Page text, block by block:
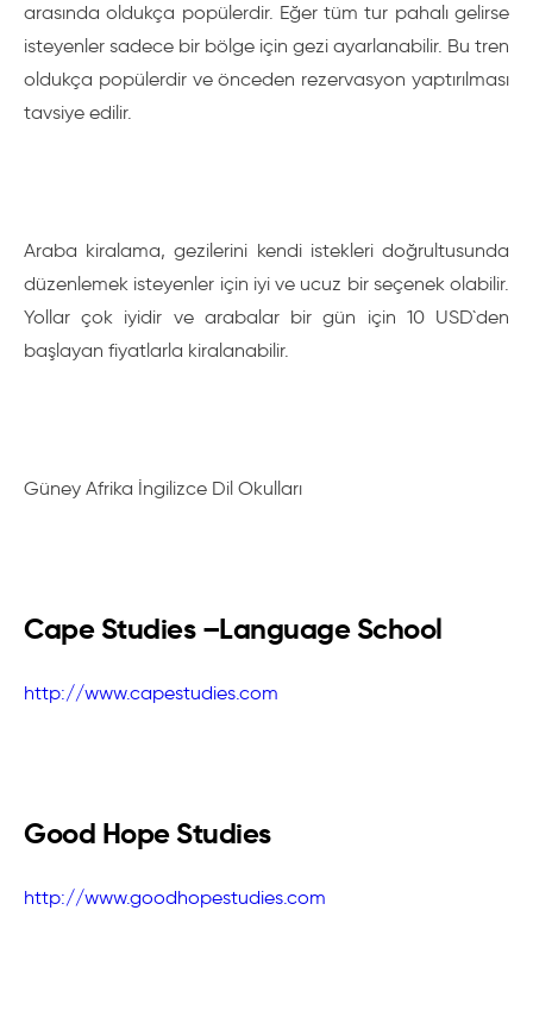
arasında oldukça popülerdir. Eğer tüm tur pahalı gelirse
isteyenler sadece bir bölge için gezi ayarlanabilir. Bu tren
oldukça popülerdir ve önceden rezervasyon yaptırılması
tavsiye edilir.
Araba kiralama, gezilerini kendi istekleri doğrultusunda
düzenlemek isteyenler için iyi ve ucuz bir seçenek olabilir.
Yollar çok iyidir ve arabalar bir gün için 10 USD`den
başlayan fiyatlarla kiralanabilir.
Güney Afrika İngilizce Dil Okulları
Cape Studies –Language School
http://www.capestudies.com
Good Hope Studies
http://www.goodhopestudies.com